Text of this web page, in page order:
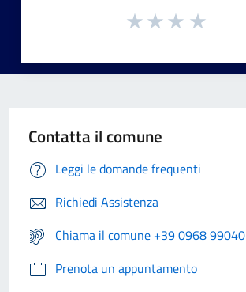
Contatta il comune
Leggi le domande frequenti
Richiedi Assistenza
Chiama il comune +39 0968 99040
Prenota un appuntamento